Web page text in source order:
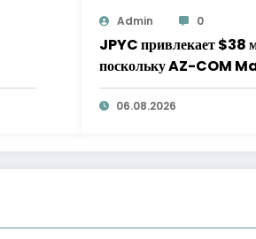
Admin 0
JPYC привлекает $38
поскольку AZ-COM
стейблкоин в иенах
06.08.2026